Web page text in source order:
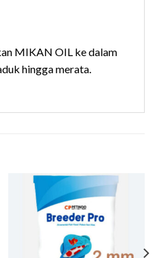
MIKAN OIL ke dalam
hingga merata.